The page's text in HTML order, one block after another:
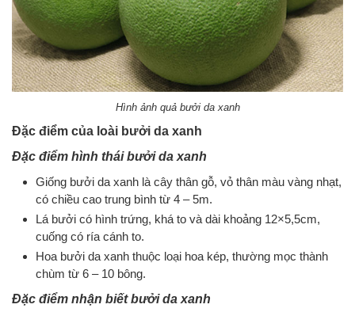
Hình ảnh quả bưởi da xanh
Đặc điểm của loài bưởi da xanh
Đặc điểm hình thái bưởi da xanh
Giống bưởi da xanh là cây thân gỗ, vỏ thân màu vàng nhạt,
có chiều cao trung bình từ 4 – 5m.
Lá bưởi có hình trứng, khá to và dài khoảng 12×5,5cm,
cuống có ría cánh to.
Hoa bưởi da xanh thuộc loại hoa kép, thường mọc thành
chùm từ 6 – 10 bông.
Đặc điểm nhận biết bưởi da xanh